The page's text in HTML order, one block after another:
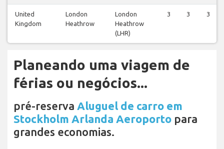
United
Kingdom
London
Heathrow
London
Heathrow
(LHR)
3 3 3
Planeando uma viagem de
férias ou negócios...
pré-reserva Aluguel de carro em
Stockholm Arlanda Aeroporto para
grandes economias.